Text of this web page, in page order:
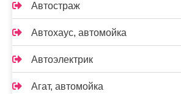
Автостраж
Автохаус, автомойка
Автоэлектрик
Агат, автомойка